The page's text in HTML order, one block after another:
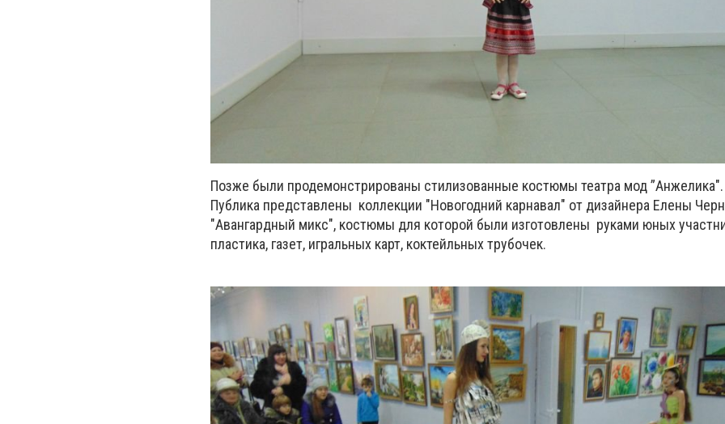
Позже были продемонстрированы стилизованные костюмы театра мод ”Анжелика".
Публика представлены коллекции "Новогодний карнавал" от дизайнера Елены
"Авангардный микс", костюмы для которой были изготовлены руками юных
пластика, газет, игральных карт, коктейльных трубочек.